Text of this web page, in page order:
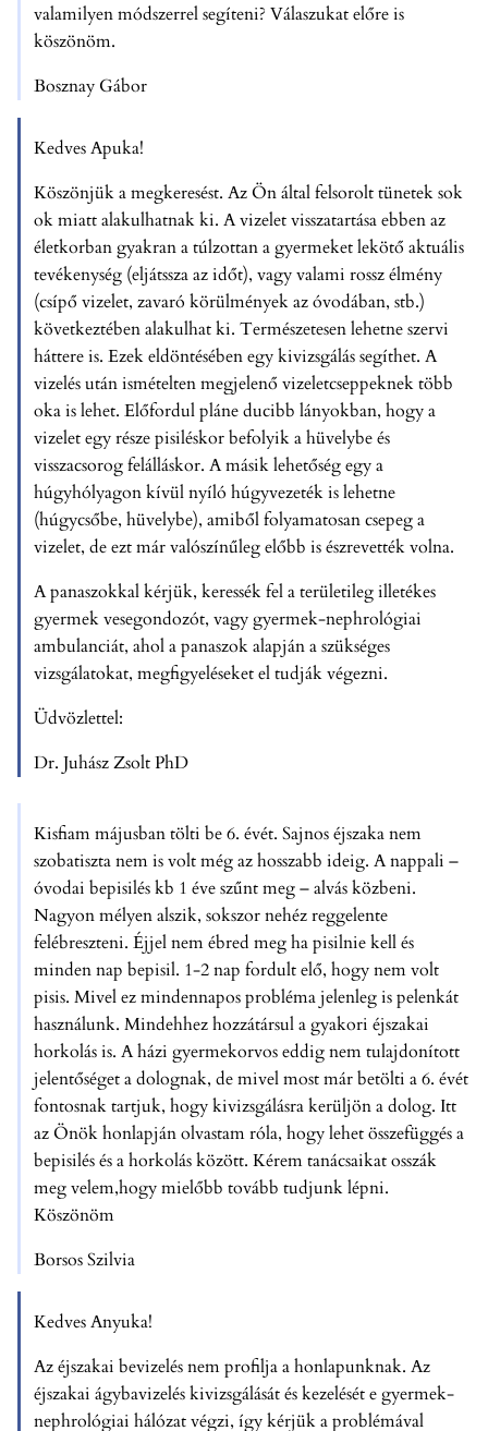
valamilyen módszerrel segíteni? Válaszukat előre is
köszönöm.
Bosznay Gábor
Kedves Apuka!
Köszönjük a megkeresést. Az Ön által felsorolt tünetek sok
ok miatt alakulhatnak ki. A vizelet visszatartása ebben az
életkorban gyakran a túlzottan a gyermeket lekötő aktuális
tevékenység (eljátssza az időt), vagy valami rossz élmény
(csípő vizelet, zavaró körülmények az óvodában, stb.)
következtében alakulhat ki. Természetesen lehetne szervi
háttere is. Ezek eldöntésében egy kivizsgálás segíthet. A
vizelés után ismételten megjelenő vizeletcseppeknek több
oka is lehet. Előfordul pláne ducibb lányokban, hogy a
vizelet egy része pisiléskor befolyik a hüvelybe és
visszacsorog felálláskor. A másik lehetőség egy a
húgyhólyagon kívül nyíló húgyvezeték is lehetne
(húgycsőbe, hüvelybe), amiből folyamatosan csepeg a
vizelet, de ezt már valószínűleg előbb is észrevették volna.
A panaszokkal kérjük, keressék fel a területileg illetékes
gyermek vesegondozót, vagy gyermek-nephrológiai
ambulanciát, ahol a panaszok alapján a szükséges
vizsgálatokat, megfigyeléseket el tudják végezni.
Üdvözlettel:
Dr. Juhász Zsolt PhD
Kisfiam májusban tölti be 6. évét. Sajnos éjszaka nem
szobatiszta nem is volt még az hosszabb ideig. A nappali –
óvodai bepisilés kb 1 éve szűnt meg – alvás közbeni.
Nagyon mélyen alszik, sokszor nehéz reggelente
felébreszteni. Éjjel nem ébred meg ha pisilnie kell és
minden nap bepisil. 1-2 nap fordult elő, hogy nem volt
pisis. Mivel ez mindennapos probléma jelenleg is pelenkát
használunk. Mindehhez hozzátársul a gyakori éjszakai
horkolás is. A házi gyermekorvos eddig nem tulajdonított
jelentőséget a dolognak, de mivel most már betölti a 6. évét
fontosnak tartjuk, hogy kivizsgálásra kerüljön a dolog. Itt
az Önök honlapján olvastam róla, hogy lehet összefüggés a
bepisilés és a horkolás között. Kérem tanácsaikat osszák
meg velem,hogy mielőbb tovább tudjunk lépni.
Köszönöm
Borsos Szilvia
Kedves Anyuka!
Az éjszakai bevizelés nem profilja a honlapunknak. Az
éjszakai ágybavizelés kivizsgálását és kezelését e gyermek-
nephrológiai hálózat végzi, így kérjük a problémával